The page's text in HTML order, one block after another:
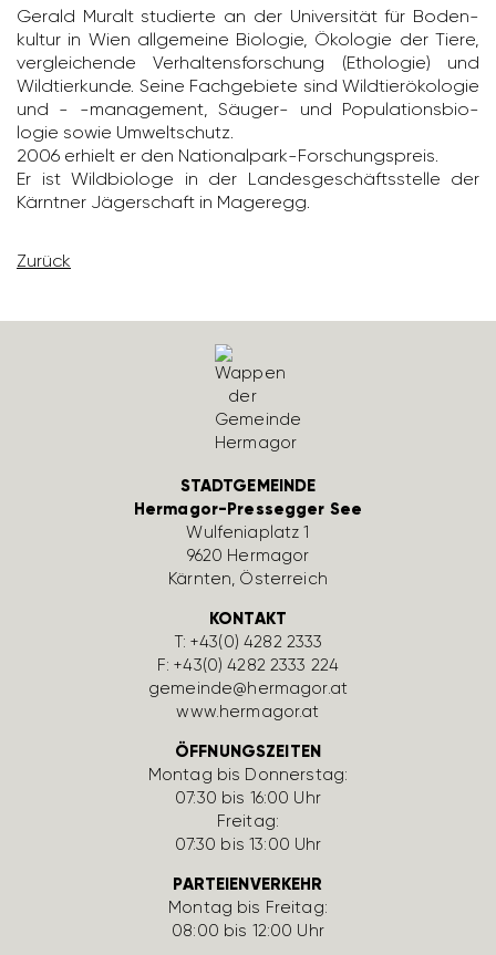
Gerald Muralt studierte an der Univer­sität für Boden­
kultur in Wien allge­meine Biologie, Ökologie der Tiere,
verglei­chende Verhal­tens­for­schung (Etho­logie) und
Wild­tier­kunde. Seine Fach­ge­biete sind Wild­tier­öko­logie
und - -manage­ment, Säuger- und Popu­la­ti­ons­bio­
logie sowie Umwelt­schutz.
2006 erhielt er den Natio­nal­park-Forschungs­preis.
Er ist Wild­bio­loge in der Landes­ge­schäfts­stelle der
Kärntner Jäger­schaft in Mage­regg.
Zurück
STADTGEMEINDE
Hermagor-Pressegger See
Wulfe­nia­platz 1
9620 Hermagor
Kärnten, Öster­reich
KONTAKT
T:+43(0) 4282 2333
F: +43(0) 4282 2333 224
gemeinde@hermagor.at
www.hermagor.at
ÖFFNUNGSZEITEN
Montag bis Donnerstag:
07:30 bis 16:00 Uhr
Freitag:
07:30 bis 13:00 Uhr
PARTEIENVERKEHR
Montag bis Freitag:
08:00 bis 12:00 Uhr